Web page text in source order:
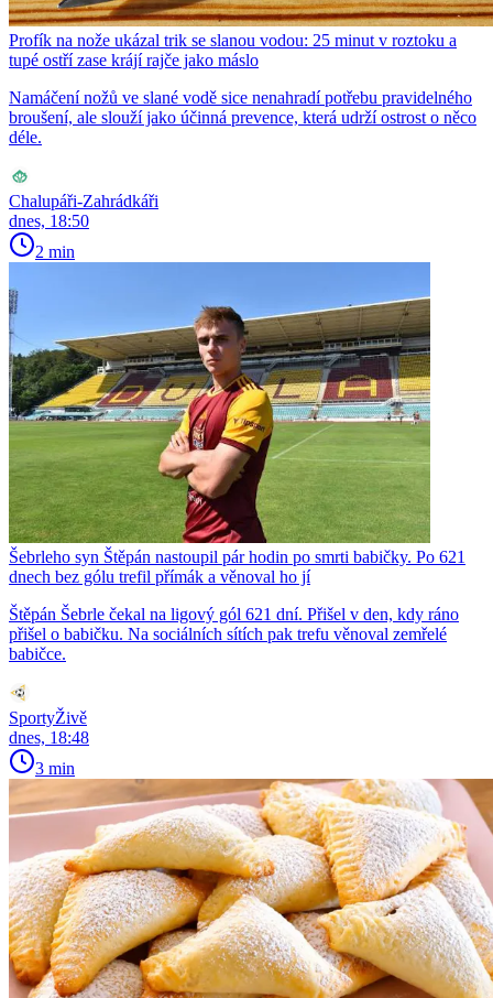
Profík na nože ukázal trik se slanou vodou: 25 minut v roztoku a
tupé ostří zase krájí rajče jako máslo
Namáčení nožů ve slané vodě sice nenahradí potřebu pravidelného
broušení, ale slouží jako účinná prevence, která udrží ostrost o něco
déle.
Chalupáři-Zahrádkáři
dnes, 18:50
2 min
Šebrleho syn Štěpán nastoupil pár hodin po smrti babičky. Po 621
dnech bez gólu trefil přímák a věnoval ho jí
Štěpán Šebrle čekal na ligový gól 621 dní. Přišel v den, kdy ráno
přišel o babičku. Na sociálních sítích pak trefu věnoval zemřelé
babičce.
SportyŽivě
dnes, 18:48
3 min